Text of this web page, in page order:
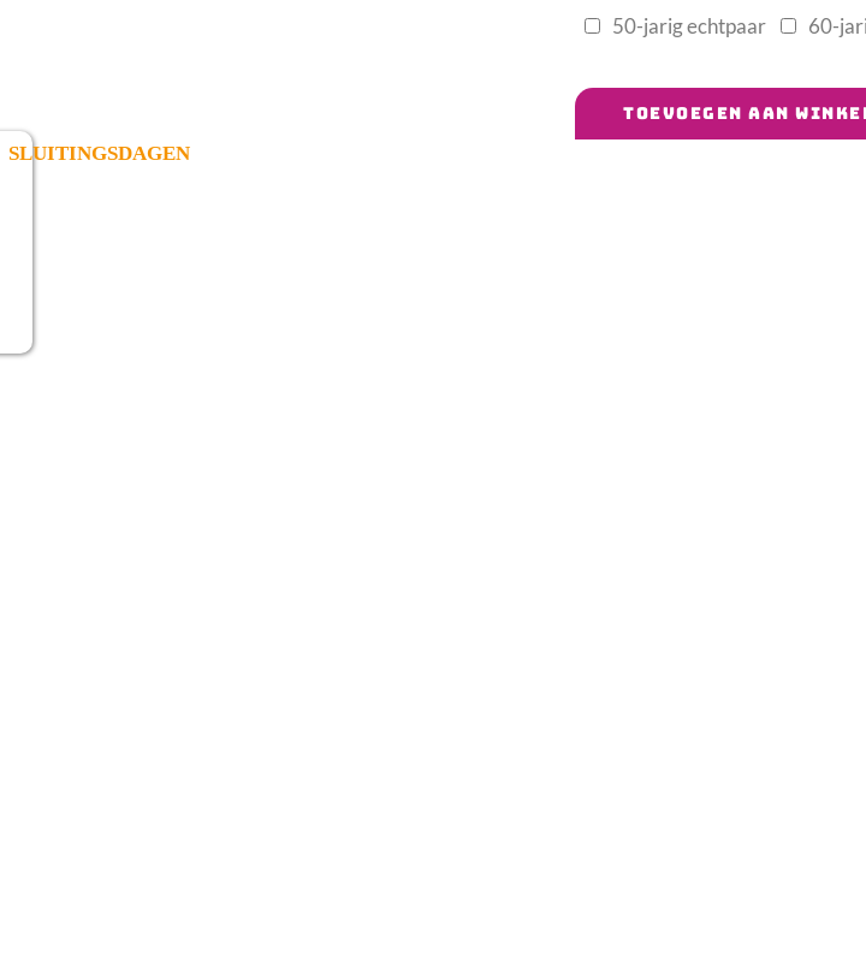
SLUITINGSDAGEN
50-jarig echtpaar
60-
TOEVOEGEN AAN